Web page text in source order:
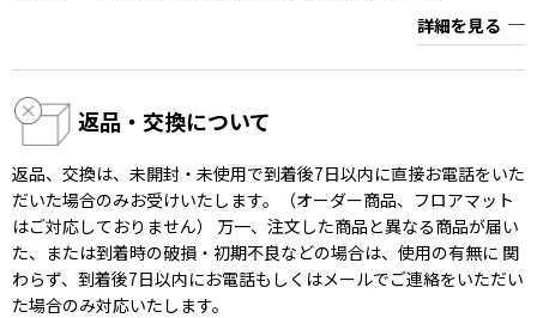
詳細を見る
返品・交換について
返品、交換は、未開封・未使用で到着後7日以内に直接お電話をいた
だいた場合のみお受けいたします。（オーダー商品、フロアマット
はご対応しておりません） 万一、注文した商品と異なる商品が届い
た、または到着時の破損・初期不良などの場合は、使用の有無に 関
わらず、到着後7日以内にお電話もしくはメールでご連絡をいただい
た場合のみ対応いたします。